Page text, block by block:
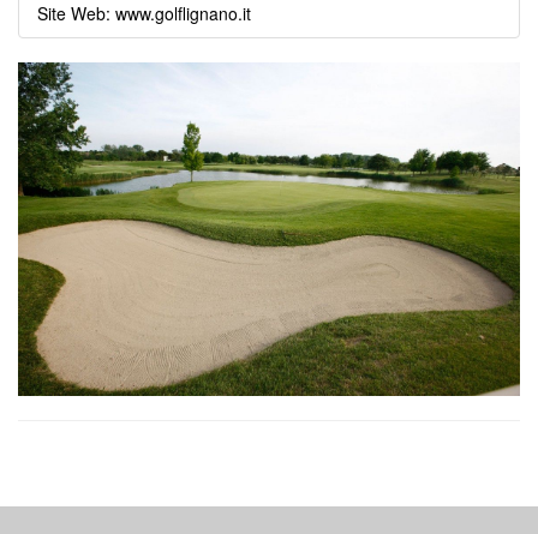
Site Web: www.golflignano.it